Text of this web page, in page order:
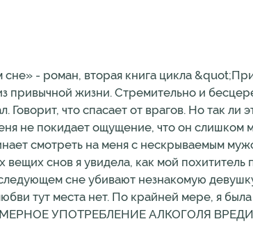
сне» - роман, вторая книга цикла
привычной жизни. Стремительно и
Говорит, что спасает от врагов. Но так ли
не покидает ощущение, что он слишком
смотреть на меня с нескрываемым
вещих снов я увидела, как мой
сне убивают незнакомую
любви тут места нет. По крайней мере,
УПОТРЕБЛЕНИЕ АЛКОГОЛЯ